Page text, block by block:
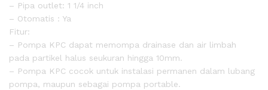
– Pipa outlet: 1 1/4 inch
– Otomatis : Ya
Fitur:
– Pompa KPC dapat memompa drainase dan air limbah
pada partikel halus seukuran hingga 10mm.
– Pompa KPC cocok untuk instalasi permanen dalam lubang
pompa, maupun sebagai pompa portable.